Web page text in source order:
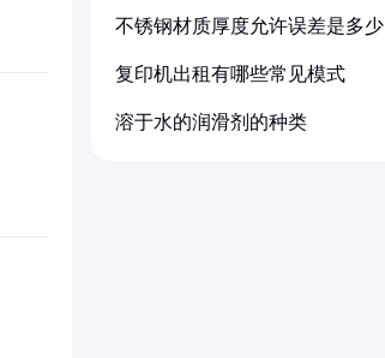
不锈钢材质厚度允许误差是多少
复印机出租有哪些常见模式
溶于水的润滑剂的种类